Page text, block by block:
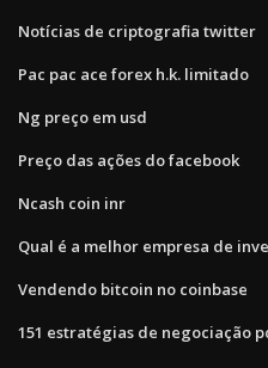
Notícias de criptografia twitter
Pac pac ace forex h.k. limitado
Ng preço em usd
Preço das ações do facebook
Ncash coin inr
Qual é a melhor empresa de
Vendendo bitcoin no coinbase
151 estratégias de negociação